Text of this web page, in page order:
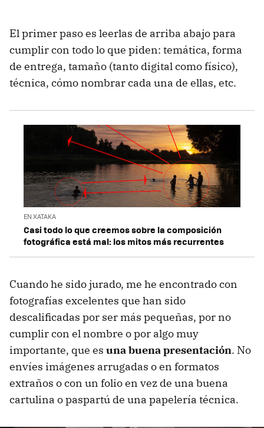
El primer paso es leerlas de arriba abajo para
cumplir con todo lo que piden: temática, forma
de entrega, tamaño (tanto digital como físico),
técnica, cómo nombrar cada una de ellas, etc.
EN XATAKA
Casi todo lo que creemos sobre la composición
fotográfica está mal: los mitos más recurrentes
Cuando he sido jurado, me he encontrado con
fotografías excelentes que han sido
descalificadas por ser más pequeñas, por no
cumplir con el nombre o por algo muy
importante, que es una buena presentación. No
envíes imágenes arrugadas o en formatos
extraños o con un folio en vez de una buena
cartulina o paspartú de una papelería técnica.